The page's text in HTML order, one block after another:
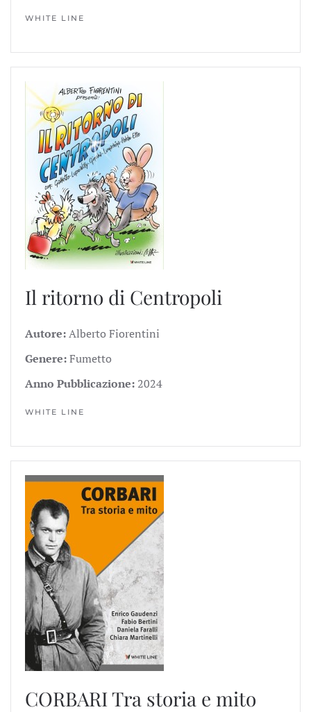
WHITE LINE
Il ritorno di Centropoli
Autore:Alberto Fiorentini
Genere:Fumetto
Anno Pubblicazione: 2024
WHITE LINE
CORBARITra storia e mito